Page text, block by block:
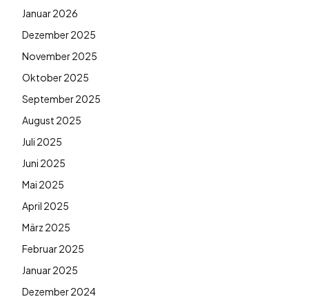
Januar 2026
Dezember 2025
November 2025
Oktober 2025
September 2025
August 2025
Juli 2025
Juni 2025
Mai 2025
April 2025
März 2025
Februar 2025
Januar 2025
Dezember 2024